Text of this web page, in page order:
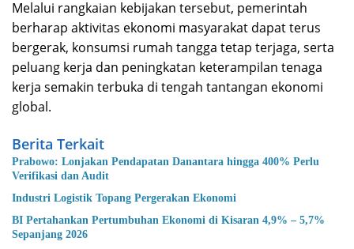
Melalui rangkaian kebijakan tersebut, pemerintah
berharap aktivitas ekonomi masyarakat dapat terus
bergerak, konsumsi rumah tangga tetap terjaga, serta
peluang kerja dan peningkatan keterampilan tenaga
kerja semakin terbuka di tengah tantangan ekonomi
global.
Berita Terkait
Prabowo: Lonjakan Pendapatan Danantara hingga 400% Perlu
Verifikasi dan Audit
Industri Logistik Topang Pergerakan Ekonomi
BI Pertahankan Pertumbuhan Ekonomi di Kisaran 4,9% – 5,7%
Sepanjang 2026